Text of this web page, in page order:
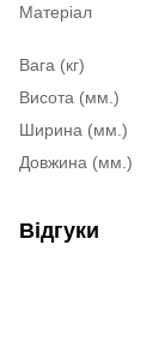
Матеріал
Вага (кг)
Висота (мм.)
Ширина (мм.)
Довжина (мм.)
Відгуки